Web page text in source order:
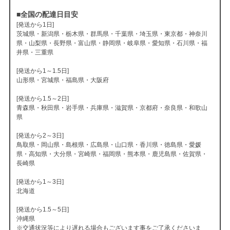
■全国の配達日目安
[発送から1日]
茨城県・新潟県・栃木県・群馬県・千葉県・埼玉県・東京都・神奈川
県・山梨県・長野県・富山県・静岡県・岐阜県・愛知県・石川県・福
井県・三重県
[発送から1～1.5日]
山形県・宮城県・福島県・大阪府
[発送から1.5～2日]
青森県・秋田県・岩手県・兵庫県・滋賀県・京都府・奈良県・和歌山
県
[発送から2～3日]
鳥取県・岡山県・島根県・広島県・山口県・香川県・徳島県・愛媛
県・高知県・大分県・宮崎県・福岡県・熊本県・鹿児島県・佐賀県・
長崎県
[発送から1～3日]
北海道
[発送から1.5～5日]
沖縄県
※交通状況等により遅れる場合もございます事をご了承くださいま